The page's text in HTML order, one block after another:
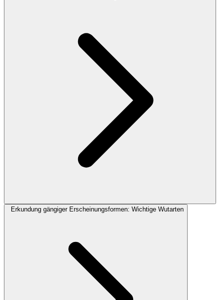
Erkundung gängiger Erscheinungsformen: Wichtige Wutarten